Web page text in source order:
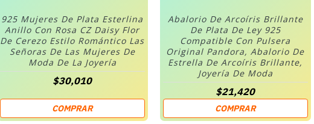
925 Mujeres De Plata Esterlina
Anillo Con Rosa CZ Daisy Flor
De Cerezo Estilo Romántico Las
Señoras De Las Mujeres De
Moda De La Joyería
$30,010
COMPRAR
Abalorio De Arcoíris Brillante
De Plata De Ley 925
Compatible Con Pulsera
Original Pandora, Abalorio De
Estrella De Arcoíris Brillante,
Joyería De Moda
$21,420
COMPRAR